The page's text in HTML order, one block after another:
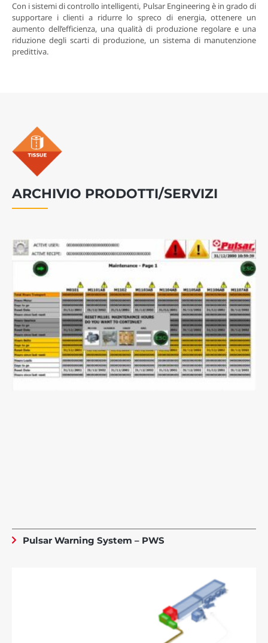
Con i sistemi di controllo intelligenti, Pulsar Engineering è in grado di
supportare i clienti a ridurre lo spreco di energia, ottenere un
aumento dell’efficienza, una qualità di produzione regolare e una
riduzione degli scarti di produzione, un sistema di manutenzione
predittiva.
ARCHIVIO PRODOTTI/SERVIZI
Pulsar Warning System – PWS